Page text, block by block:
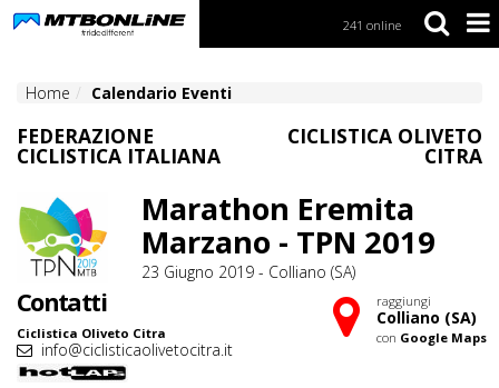
241 online
Home Calendario Eventi
FEDERAZIONE
CICLISTICA ITALIANA
CICLISTICA OLIVETO
CITRA
Marathon Eremita
Marzano - TPN 2019
23 Giugno 2019 - Colliano (SA)
Contatti
Ciclistica Oliveto Citra
info@ciclisticaolivetocitra.it
raggiungi
Colliano (SA)
con Google Maps